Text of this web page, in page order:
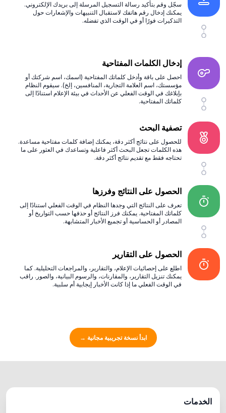
سجّل وقم بتأكيد رسالة التسجيل المرسلة إلى بريدك الإلكتروني.
يمكنك إدخال رقم هاتفك لاستقبال التنبيهات والإشعارات حول
التذكيرات فورًا أو في الوقت الذي تفضله.
إدخال الكلمات المفتاحية
احصل على باقة وأدخل كلماتك المفتاحية (اسمك، اسم شركتك أو
مؤسستك، اسم العلامة التجارية، المنافسين، إلخ). سيقوم النظام
بإبلاغك في الوقت الفعلي عن الأحداث في بيئة الإعلام استنادًا إلى
كلماتك المفتاحية.
تصفية البحث
للحصول على نتائج أكثر دقة، يمكنك إضافة كلمات مفتاحية مساعدة.
هذه الكلمات تجعل البحث أكثر فاعلية وتساعدك في العثور على ما
تحتاجه فقط مع تقديم نتائج أكثر دقة.
الحصول على النتائج وفرزها
تعرف على النتائج التي وجدها النظام في الوقت الفعلي استنادًا إلى
كلماتك المفتاحية. يمكنك فرز النتائج أو حذفها حسب التواريخ أو
المصادر أو الحساسية أو تجميع الأخبار المتشابهة.
الحصول على التقارير
اطلع على إحصائيات الإعلام، والتقارير، والمراجعات التحليلية. كما
يمكنك تنزيل التقارير، والمقارنات، والرسوم البيانية، والصور. راقب
في الوقت الفعلي ما إذا كانت الأخبار إيجابية أم سلبية.
ابدأ نسخة تجريبية مجانية →
الخدمات